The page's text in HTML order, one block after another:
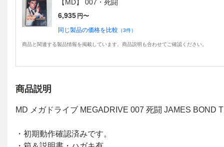
【MD】 007・死闘
6,935 円〜
同じ製品の価格を比較 （3件）
商品と関連する製品情報を掲載しています。商品説明も合わせてご確認ください。
商品説明